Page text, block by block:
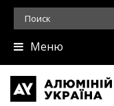
Меню